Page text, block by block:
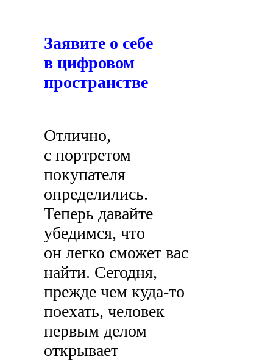
Заявите о себе
в цифровом
пространстве
Отлично,
с портретом
покупателя
определились.
Теперь давайте
убедимся, что
он легко сможет вас
найти. Сегодня,
прежде чем куда-то
поехать, человек
первым делом
открывает